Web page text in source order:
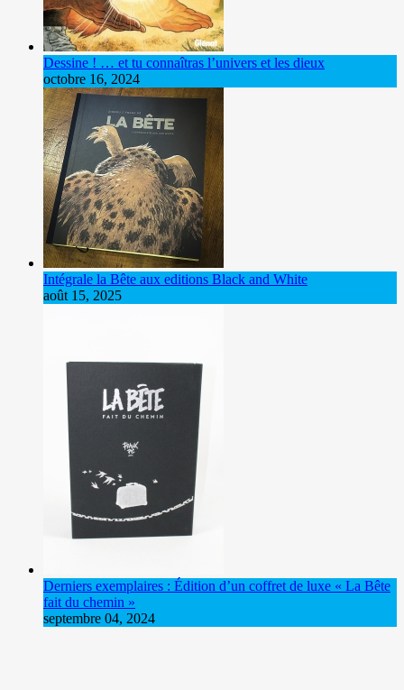
Dessine ! … et tu connaîtras l’univers et les dieux
octobre 16, 2024
Intégrale la Bête aux editions Black and White
août 15, 2025
Derniers exemplaires : Édition d’un coffret de luxe « La Bête
fait du chemin »
septembre 04, 2024